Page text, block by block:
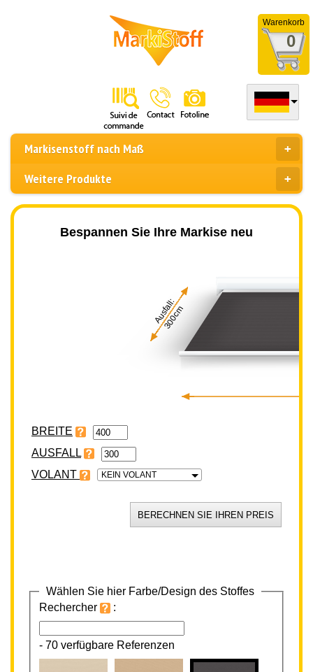
Warenkorb
0
Markisenstoff nach Maß
Weitere Produkte
Bespannen Sie Ihre Markise neu
Ausfall:
300cm
BREITE
VOLANT KEIN VOLANT
Wählen Sie hier Farbe/Design des Stoffes
Rechercher
:
- 70 verfügbare Referenzen